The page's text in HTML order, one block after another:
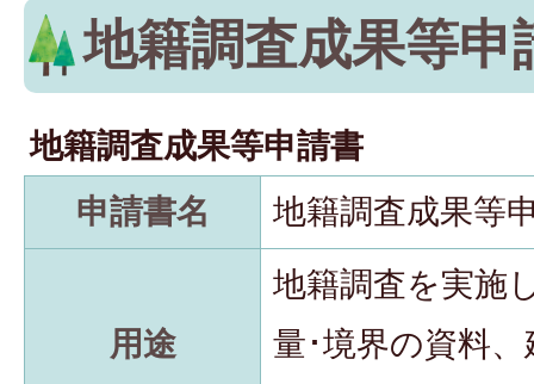
地籍調査成果等
地籍調査成果等申請書
申請書名
地籍調査成果等
用途
地籍調査を実施
量･境界の資料